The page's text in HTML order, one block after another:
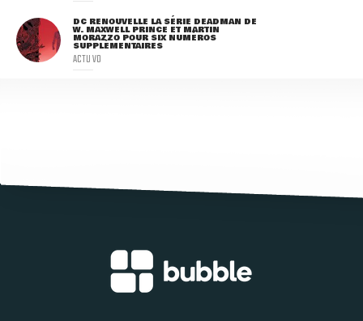
DC RENOUVELLE LA SÉRIE DEADMAN DE
W. MAXWELL PRINCE ET MARTIN
MORAZZO POUR SIX NUMÉROS
SUPPLÉMENTAIRES
ACTU VO